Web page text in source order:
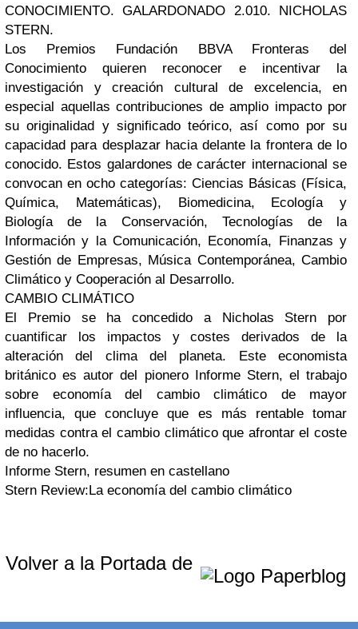
CONOCIMIENTO. GALARDONADO 2.010. NICHOLAS
STERN.
Los Premios Fundación BBVA Fronteras del
Conocimiento quieren reconocer e incentivar la
investigación y creación cultural de excelencia, en
especial aquellas contribuciones de amplio impacto por
su originalidad y significado teórico, así como por su
capacidad para desplazar hacia delante la frontera de lo
conocido. Estos galardones de carácter internacional se
convocan en ocho categorías: Ciencias Básicas (Física,
Química, Matemáticas), Biomedicina, Ecología y
Biología de la Conservación, Tecnologías de la
Información y la Comunicación, Economía, Finanzas y
Gestión de Empresas, Música Contemporánea, Cambio
Climático y Cooperación al Desarrollo.
CAMBIO CLIMÁTICO
El Premio se ha concedido a Nicholas Stern por
cuantificar los impactos y costes derivados de la
alteración del clima del planeta. Este economista
británico es autor del pionero Informe Stern, el trabajo
sobre economía del cambio climático de mayor
influencia, que concluye que es más rentable tomar
medidas contra el cambio climático que afrontar el coste
de no hacerlo.
Informe Stern, resumen en castellano
Stern Review:La economía del cambio climático
Volver a la Portada de